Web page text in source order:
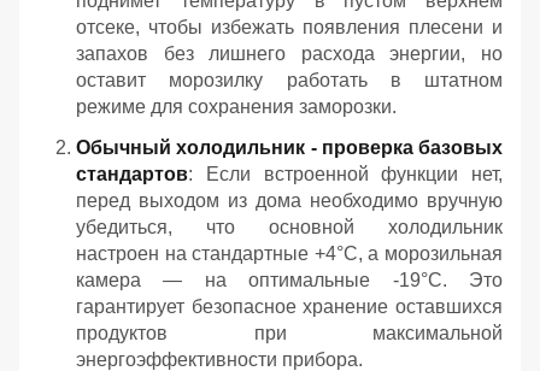
отсеке, чтобы избежать появления плесени и
запахов без лишнего расхода энергии, но
оставит морозилку работать в штатном
режиме для сохранения заморозки.
Обычный холодильник - проверка базовых
стандартов: Если встроенной функции нет,
перед выходом из дома необходимо вручную
убедиться, что основной холодильник
настроен на стандартные +4°C, а морозильная
камера — на оптимальные -19°C. Это
гарантирует безопасное хранение оставшихся
продуктов при максимальной
энергоэффективности прибора.